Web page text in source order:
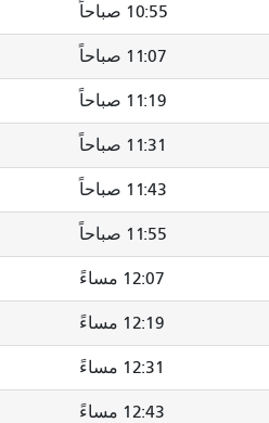
10:55 صباحاً
11:07 صباحاً
11:19 صباحاً
11:31 صباحاً
11:43 صباحاً
11:55 صباحاً
12:07 مساءً
12:19 مساءً
12:31 مساءً
12:43 مساءً